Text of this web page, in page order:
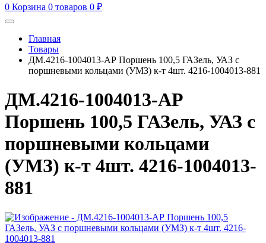
0 Корзина 0 товаров 0 ₽
Главная
Товары
ДМ.4216-1004013-АР Поршень 100,5 ГАЗель, УАЗ с
поршневыми кольцами (УМЗ) к-т 4шт. 4216-1004013-881
ДМ.4216-1004013-АР
Поршень 100,5 ГАЗель, УАЗ с
поршневыми кольцами
(УМЗ) к-т 4шт. 4216-1004013-
881